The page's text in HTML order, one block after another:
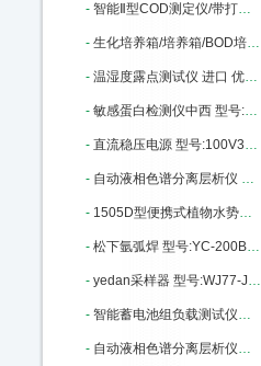
- 智能Ⅱ型COD测定仪/带打印，连接电脑（中西） 型号:CH10-2M库号：M318861
- 生化培养箱/培养箱/BOD培养箱 型号:CH10-150L库号：M318867
- 温湿度露点测试仪 进口 优势型号:SH7-6003库号：M392569
- 敏感蛋白检测仪中西 型号:MP01-TANNOMETRE库号：M406006
- 直流稳压电源 型号:100V30A库号：M406010
- 自动液相色谱分离层析仪 型号:MD99-3库号：M405990
- 1505D型便携式植物水势压力室 型号:ZX56-1505D库号：M405992
- 松下氩弧焊 型号:YC-200BL库号：M405995
- yedan采样器 型号:WJ77-JN3015-330ML库号：M347493
- 智能蓄电池组负载测试仪中西 型号:NYN-FZY-220-20库号：M364905
- 自动液相色谱分离层析仪（组合式）中西 型号:MC99-3库号：M405978